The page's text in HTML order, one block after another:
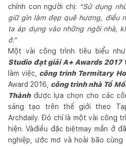
chính con người chị: “Sử dụng
giữ gìn làm đẹp quê hương, điều
ta áp dụng vào những ngôi nhà,
ở.”
Một vài công trình tiêu biểu
Studio đạt giải A+ Awards 2017
làm việc,
công trình Termitary
Award 2016, công trình nhà Tổ
Thànhđược lựa chọn cho các
sáng tạo trên thế giới theo
Archdaily. Đó chỉ là một vài công
hiện. Vàđiều đặc biệtmay mắn ở
nghiệp, ước mơ và hoài bão